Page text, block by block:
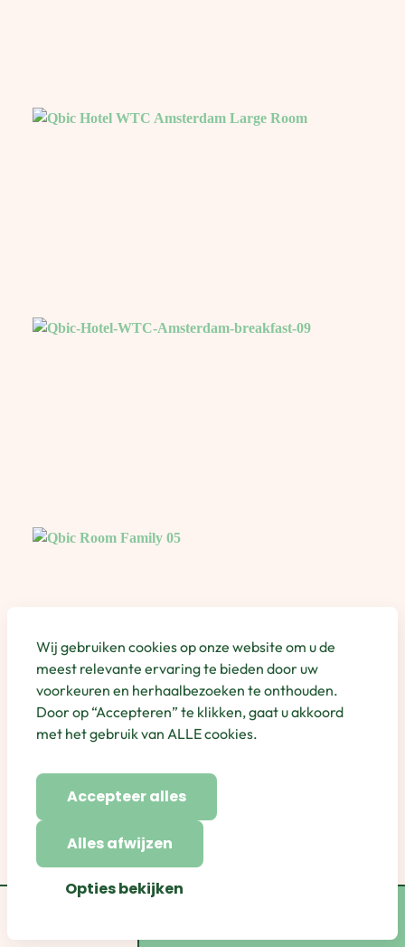
Wij gebruiken cookies op onze website om u de
meest relevante ervaring te bieden door uw
voorkeuren en herhaalbezoeken te onthouden.
Door op “Accepteren” te klikken, gaat u akkoord
met het gebruik van ALLE cookies.
Accepteer alles
Alles afwijzen
Opties bekijken